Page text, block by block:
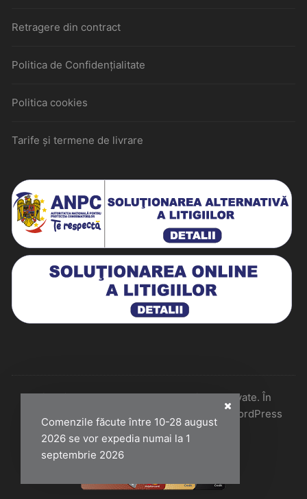
Comenzile făcute între 10-28 august
2026 se vor expedia numai la 1
septembrie 2026
Retragere din contract
Politica de Confidențialitate
Politica cookies
Tarife și termene de livrare
Historiarum 2026 - Toate drepturile rezervate. În
colaborare cu Perfect Pixel & Mentenanță WordPress